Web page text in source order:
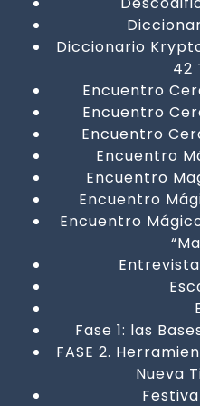
Diccionario
42
Encuentro
Encuentro
Encuentro
Encuentro
Encuentro
Encuentro
Encuentro
Fase 1: las
FASE 2.
Nueva